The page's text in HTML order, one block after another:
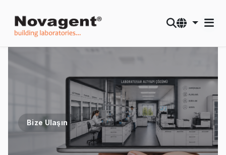
Bize Ulaşın